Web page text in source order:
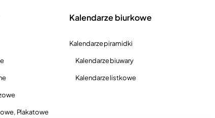
Plakatowe
Kalendarze biurkowe
Kalendarze piramidki
Kalendarze biuwary
Kalendarze listkowe